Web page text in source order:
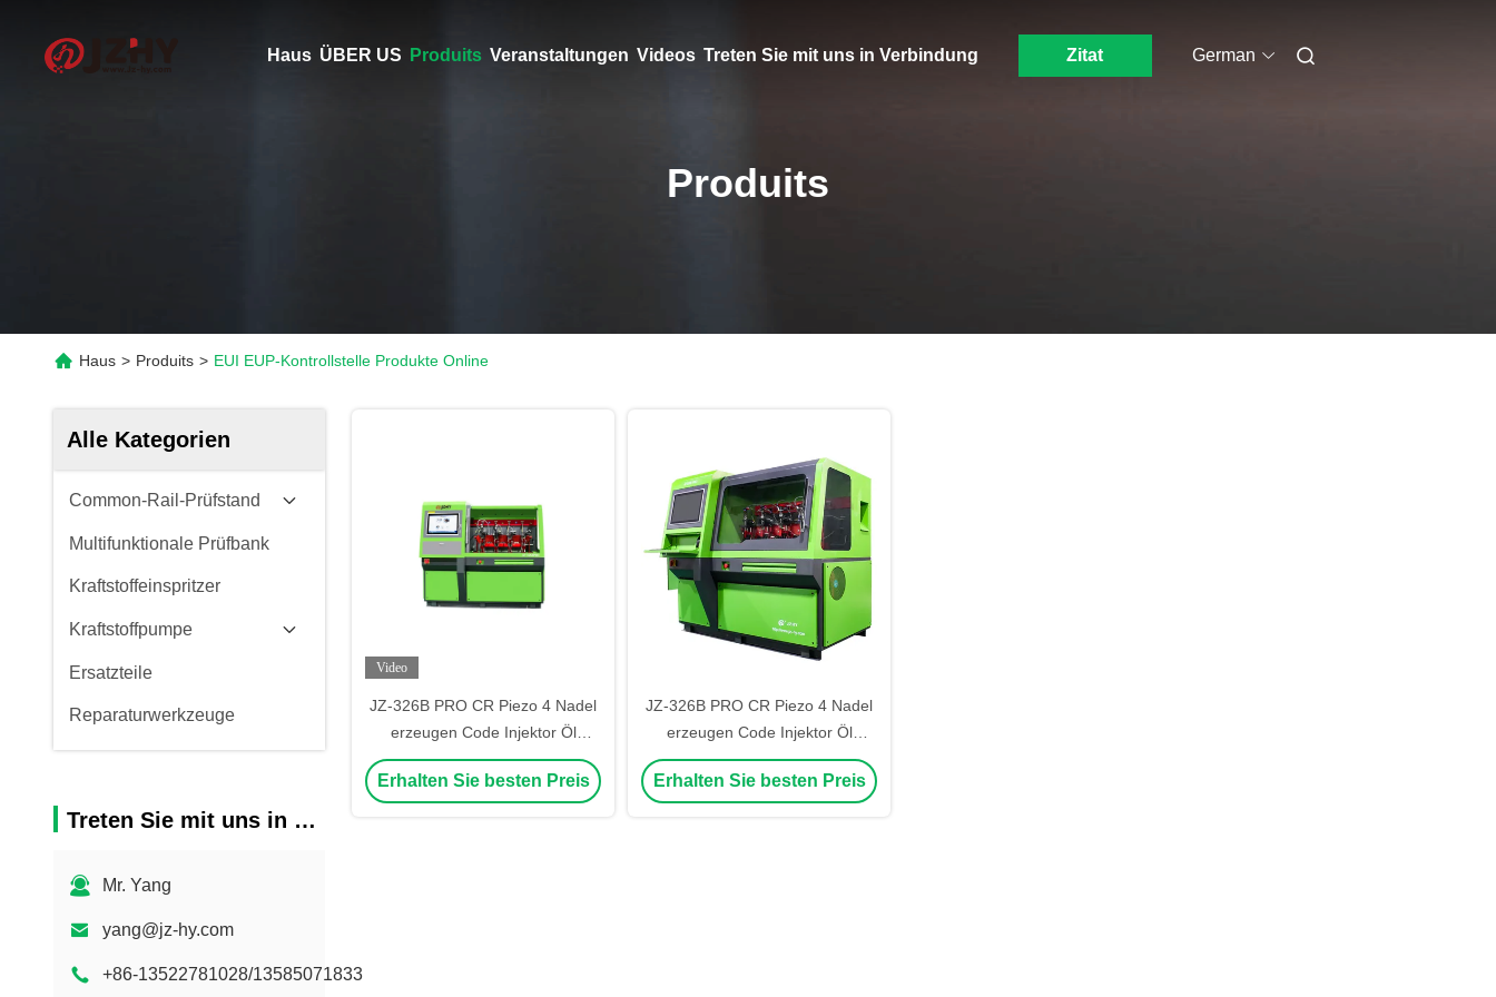
Haus ÜBER US Produits Veranstaltungen Videos Treten Sie mit uns in Verbindung Zitat German
Produits
Haus > Produits > EUI EUP-Kontrollstelle Produkte Online
Alle Kategorien
Common-Rail-Prüfstand
Multifunktionale Prüfbank
Kraftstoffeinspritzer
Kraftstoffpumpe
Ersatzteile
Reparaturwerkzeuge
Treten Sie mit uns in Verbindung
Mr. Yang
yang@jz-hy.com
+86-13522781028/13585071833
Video
JZ-326B PRO CR Piezo 4 Nadel
erzeugen Code Injektor Öl
Injektion Zurück gleichzeitig
Prüfbank
Erhalten Sie besten Preis
JZ-326B PRO CR Piezo 4 Nadel
erzeugen Code Injektor Öl
Injektion Zurück gleichzeitig
Prüfbank
Erhalten Sie besten Preis